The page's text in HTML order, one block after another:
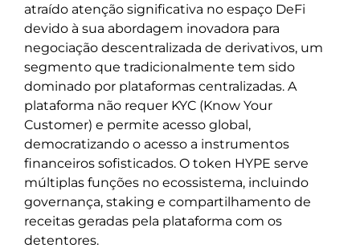
atraído atenção significativa no espaço DeFi
devido à sua abordagem inovadora para
negociação descentralizada de derivativos, um
segmento que tradicionalmente tem sido
dominado por plataformas centralizadas. A
plataforma não requer KYC (Know Your
Customer) e permite acesso global,
democratizando o acesso a instrumentos
financeiros sofisticados. O token HYPE serve
múltiplas funções no ecossistema, incluindo
governança, staking e compartilhamento de
receitas geradas pela plataforma com os
detentores.